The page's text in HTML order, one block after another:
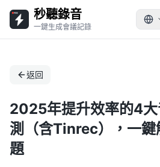
秒聽錄音
一鍵生成會議記錄
返回
2025年提升效率的4
測（含Tinrec），一鍵
題